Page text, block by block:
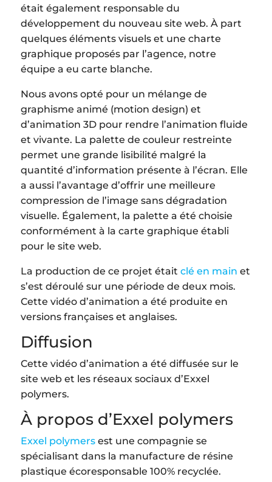
était également responsable du
développement du nouveau site web. À part
quelques éléments visuels et une charte
graphique proposés par l’agence, notre
équipe a eu carte blanche.
Nous avons opté pour un mélange de
graphisme animé (motion design) et
d’animation 3D pour rendre l’animation fluide
et vivante. La palette de couleur restreinte
permet une grande lisibilité malgré la
quantité d’information présente à l’écran. Elle
a aussi l’avantage d’offrir une meilleure
compression de l’image sans dégradation
visuelle. Également, la palette a été choisie
conformément à la carte graphique établi
pour le site web.
La production de ce projet était clé en main et
s’est déroulé sur une période de deux mois.
Cette vidéo d’animation a été produite en
versions françaises et anglaises.
Diffusion
Cette vidéo d’animation a été diffusée sur le
site web et les réseaux sociaux d’Exxel
polymers.
À propos d’Exxel polymers
Exxel polymersest une compagnie se
spécialisant dans la manufacture de résine
plastique écoresponsable 100% recyclée.